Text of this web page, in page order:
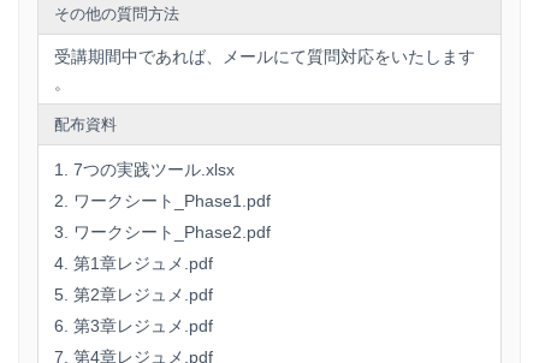
その他の質問方法
受講期間中であれば、メールにて質問対応をいたします
。
配布資料
7つの実践ツール.xlsx
ワークシート_Phase1.pdf
ワークシート_Phase2.pdf
第1章レジュメ.pdf
第2章レジュメ.pdf
第3章レジュメ.pdf
第4章レジュメ.pdf